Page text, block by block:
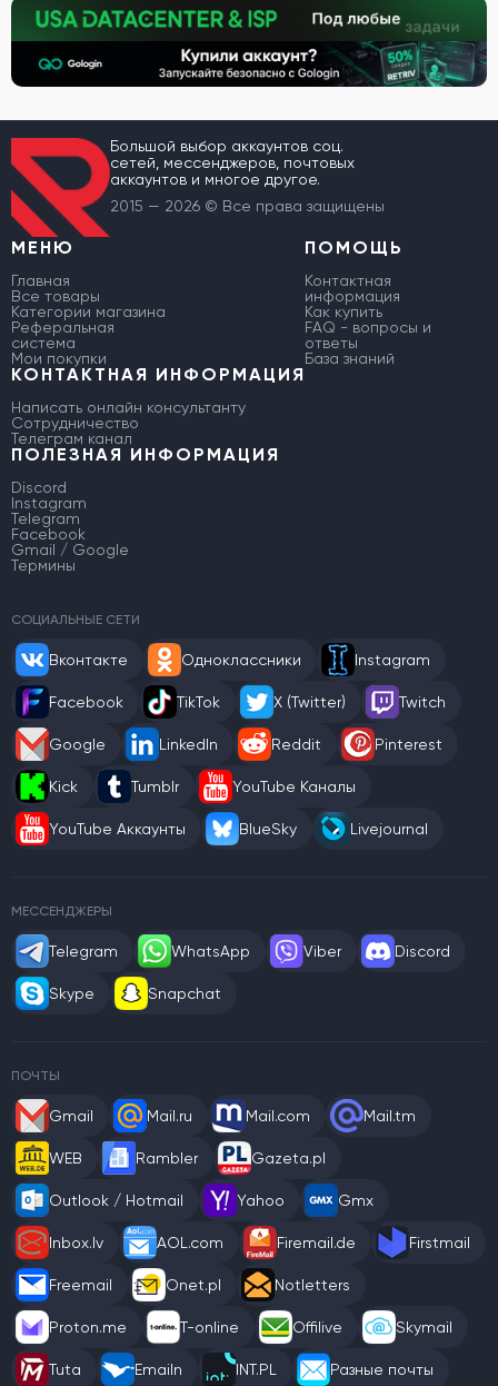
Большой выбор аккаунтов соц.
сетей, мессенджеров, почтовых
аккаунтов и многое другое.
2015 — 2026 © Все права защищены
МЕНЮ
Главная
Все товары
Категории магазина
Реферальная
система
Мои покупки
ПОМОЩЬ
Контактная
информация
Как купить
FAQ - вопросы и
ответы
База знаний
КОНТАКТНАЯ ИНФОРМАЦИЯ
Написать онлайн консультанту
Сотрудничество
Телеграм канал
ПОЛЕЗНАЯ ИНФОРМАЦИЯ
Discord
Instagram
Telegram
Facebook
Gmail / Google
Термины
СОЦИАЛЬНЫЕ СЕТИ
Вконтакте Одноклассники Instagram
Facebook TikTok X (Twitter) Twitch
Google LinkedIn Reddit Pinterest
Kick Tumblr YouTube Каналы
YouTube Аккаунты BlueSky Livejournal
МЕССЕНДЖЕРЫ
Telegram WhatsApp Viber Discord
Skype Snapchat
ПОЧТЫ
Gmail Mail.ru Mail.com Mail.tm
WEB Rambler Gazeta.pl
Outlook / Hotmail Yahoo Gmx
Inbox.lv AOL.com Firemail.de Firstmail
Freemail Onet.pl Notletters
Proton.me T-online Offilive Skymail
Tuta Emailn INT.PL Разные почты